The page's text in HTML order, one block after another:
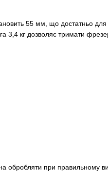
55 мм, що достатньо для
3,4 кг дозволяє тримати
при правильному